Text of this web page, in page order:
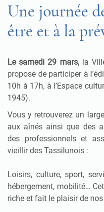
Une journée
être et à la
Le samedi 29 mars,la
propose de participer à
10h à 17h, à l’Espace
1945).
Vous y retrouverez un
aux aînés ainsi que des
des professionnels et
vieillir des Tassilunois :
Loisirs, culture, sport,
hébergement, mobilité…
riche et fait le plaisir de